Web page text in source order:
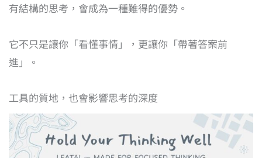
有結構的思考，會成為一種難得的優勢。
它不只是讓你「看懂事情」，更讓你「帶著答案前
進」。
工具的質地，也會影響思考的深度